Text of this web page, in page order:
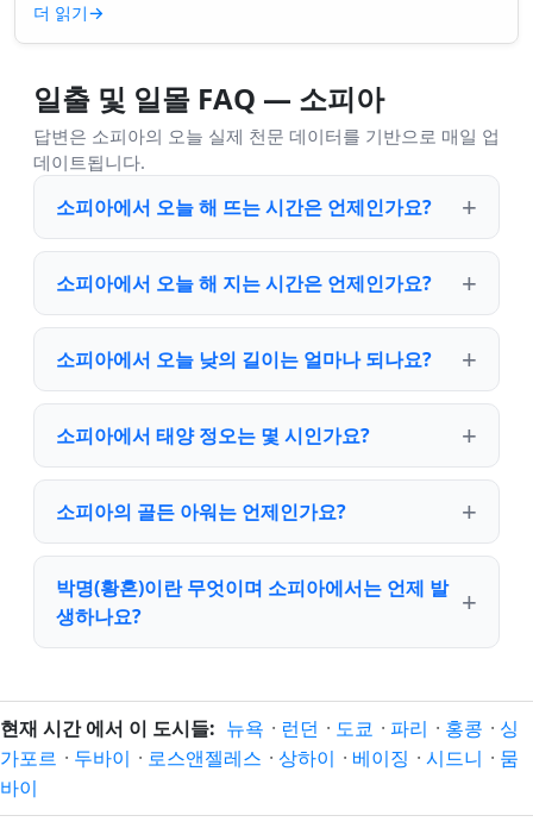
더 읽기→
일출 및 일몰 FAQ — 소피아
답변은 소피아의 오늘 실제 천문 데이터를 기반으로 매일 업
데이트됩니다.
소피아에서 오늘 해 뜨는 시간은 언제인가요?
소피아에서 오늘 해 지는 시간은 언제인가요?
소피아에서 오늘 낮의 길이는 얼마나 되나요?
소피아에서 태양 정오는 몇 시인가요?
소피아의 골든 아워는 언제인가요?
박명(황혼)이란 무엇이며 소피아에서는 언제 발
생하나요?
현재 시간 에서 이 도시들: 뉴욕 · 런던 · 도쿄 · 파리 · 홍콩 · 싱
가포르 · 두바이 · 로스앤젤레스 · 상하이 · 베이징 · 시드니 · 뭄
바이